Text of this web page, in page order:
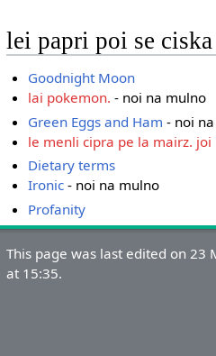
lei papri poi se
Goodnight Moon
lai pokemon. - noi na mulno
Green Eggs and Ham - noi
le menli cipra pe la mairz. joi
Dietary terms
Ironic - noi na mulno
Profanity
This page was last edited on 23
at 15:35.